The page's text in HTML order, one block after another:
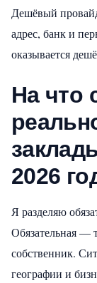
Дешёвый
адрес, банк и
оказывается
На что
2026
Я разделяю
Обязательная —
собственник.
географии и